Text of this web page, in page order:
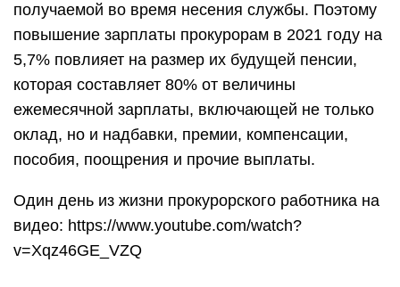
получаемой во время несения службы. Поэтому
повышение зарплаты прокурорам в 2021 году на
5,7% повлияет на размер их будущей пенсии,
которая составляет 80% от величины
ежемесячной зарплаты, включающей не только
оклад, но и надбавки, премии, компенсации,
пособия, поощрения и прочие выплаты.
Один день из жизни прокурорского работника на
видео: https://www.youtube.com/watch?
v=Xqz46GE_VZQ